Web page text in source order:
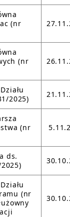
(nr
(nr
2025)
(nr
ds.
(nr